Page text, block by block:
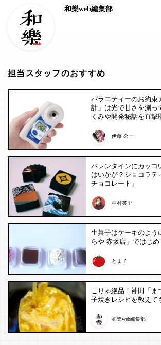
和樂web編集部
担当スタッフのおすすめ
バラエティーのお約束
計」は光で甘さを測っ
くみや開発秘話を直撃
伊藤 公一
バレンタインにカッコ
はいかが？ショコラテ
チョコレート」
中村英里
生菓子はケーキのよう
らや 赤坂店」ではじ
とま子
こりゃ絶品！神田「ま
子焼きレシピを教えて
和樂web編集部